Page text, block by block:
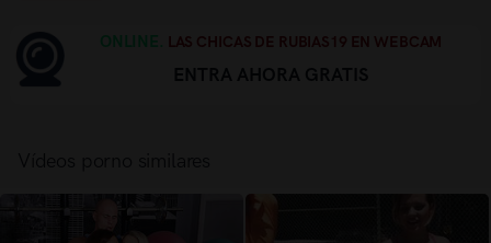
ONLINE. LAS CHICAS DE RUBIAS19 EN WEBCAM